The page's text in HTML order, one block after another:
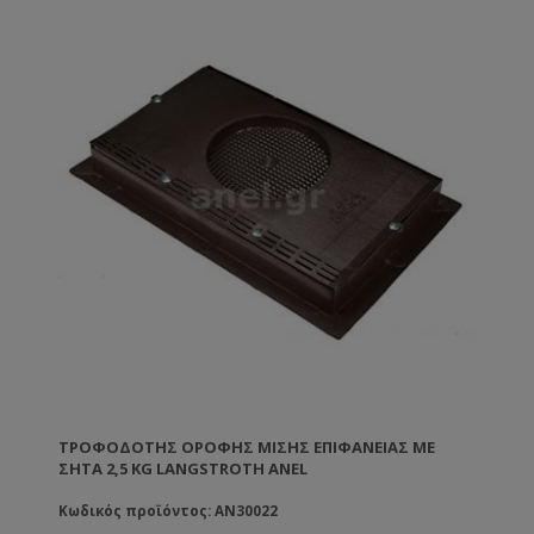
τροφοδότη δεν ενοχλείτε τις μέλισσες γιατί αυτές
είναι τελείως απομονωμένες • Δεν θα έχετε ποτέ τις
διαρροές που είχατε με τους ξύλινους τροφοδότες •
Εφαρμόζει μέσα στο καπάκι και έτσι μεταβάλλει
ελάχιστα το ύψος της κυψέλης • Έχει οπές αερισμού
για να βγαίνει η υγρασία από την κυψέλη • Δε
χρειάζεται καμία απολύτως συντήρηση.
Κατασκευασμένος από πλαστικό κατάλληλο για
ΤΡΟΦΟΔΌΤΗΣ ΟΡΟΦΉΣ ΜΙΣΉΣ ΕΠΙΦΆΝΕΙΑΣ ΜΕ
ΣΉΤΑ 2,5 KG LANGSTROTH ANEL
Κωδικός προϊόντος: AN30022